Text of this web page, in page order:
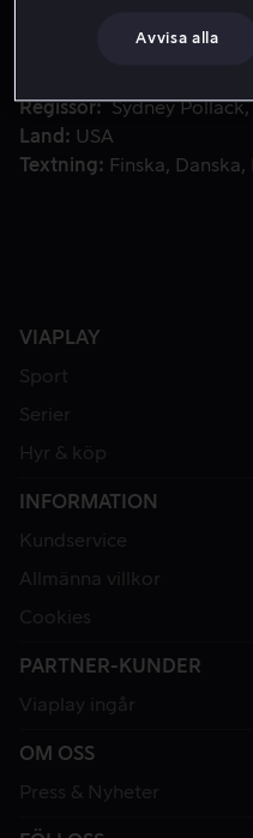
Regissör
Sydney Pollack
Land
USA
Textning
Finska Danska
VIAPLAY
Sport
Serier
Hyr & köp
INFORMATION
Kundservice
Allmänna villkor
Cookies
PARTNER-KUNDER
Viaplay ingår
OM OSS
Press & Nyheter
Avvisa alla